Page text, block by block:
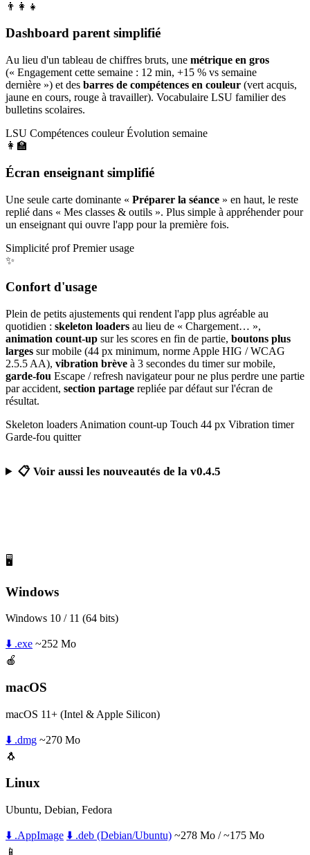
👨‍👩‍👧
Dashboard parent simplifié
Au lieu d'un tableau de chiffres bruts, une métrique en gros
(« Engagement cette semaine : 12 min, +15 % vs semaine
dernière ») et des barres de compétences en couleur (vert acquis,
jaune en cours, rouge à travailler). Vocabulaire LSU familier des
bulletins scolaires.
LSU Compétences couleur Évolution semaine
👩‍🏫
Écran enseignant simplifié
Une seule carte dominante « Préparer la séance » en haut, le reste
replié dans « Mes classes & outils ». Plus simple à appréhender pour
un enseignant qui ouvre l'app pour la première fois.
Simplicité prof Premier usage
✨
Confort d'usage
Plein de petits ajustements qui rendent l'app plus agréable au
quotidien : skeleton loaders au lieu de « Chargement… »,
animation count-up sur les scores en fin de partie, boutons plus
larges sur mobile (44 px minimum, norme Apple HIG / WCAG
2.5.5 AA), vibration brève à 3 secondes du timer sur mobile,
garde-fou Escape / refresh navigateur pour ne plus perdre une partie
par accident, section partage repliée par défaut sur l'écran de
résultat.
Skeleton loaders Animation count-up Touch 44 px Vibration timer
Garde-fou quitter
📋 Voir aussi les nouveautés de la v0.4.5
🖥️
Windows
Windows 10 / 11 (64 bits)
⬇️ .exe ~252 Mo
🍎
macOS
macOS 11+ (Intel & Apple Silicon)
⬇️ .dmg ~270 Mo
🐧
Linux
Ubuntu, Debian, Fedora
⬇️ .AppImage ⬇️ .deb (Debian/Ubuntu) ~278 Mo / ~175 Mo
📱